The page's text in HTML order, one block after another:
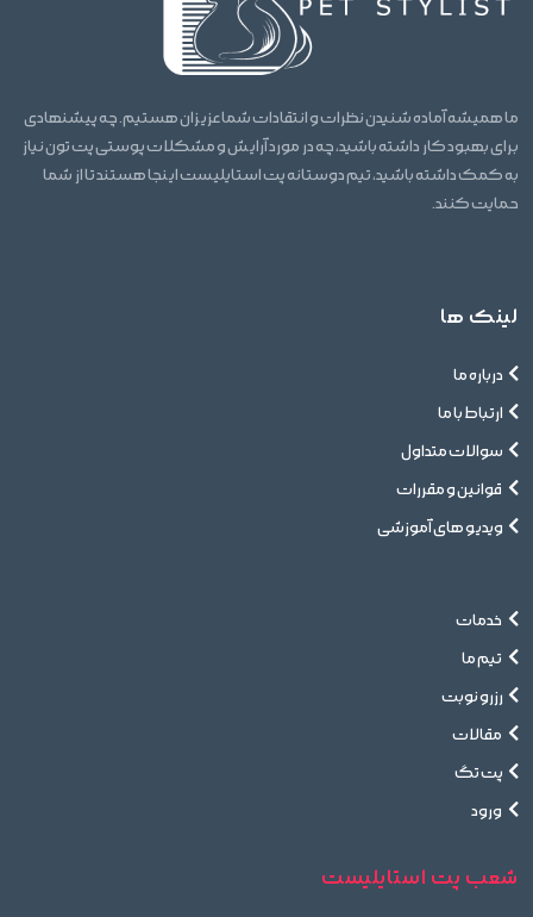
ما همیشه آماده شنیدن نظرات و انتقادات شما عزیزان هستیم. چه پیشنهادی
برای بهبود کار داشته باشید، چه در مورد آرایش و مشکلات پوستی پت تون نیاز
به کمک داشته باشید، تیم دوستانه پت استایلیست اینجا هستند تا از شما
حمایت کنند.
لینک ها
درباره ما
ارتباط با ما
سوالات متداول
قوانین و مقررات
ویدیو های آموزشی
خدمات
تیم ما
رزرو نوبت
مقالات
پت تگ
ورود
شعب پت استایلیست